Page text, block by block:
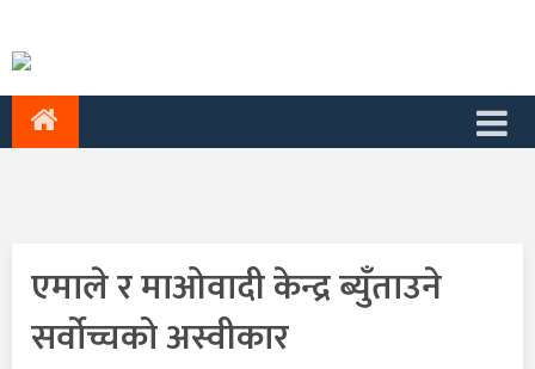
एमाले र माओवादी केन्द्र ब्युँताउने
सर्वोच्चको अस्वीकार